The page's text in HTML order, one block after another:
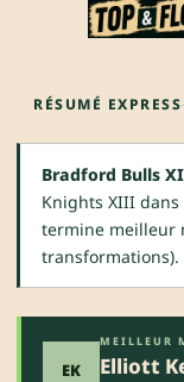
RÉSUMÉ EXPRESS
Bradford Bulls
Knights XIII dans
termine meilleur
transformations).
EK
MEILLEUR
Elliott